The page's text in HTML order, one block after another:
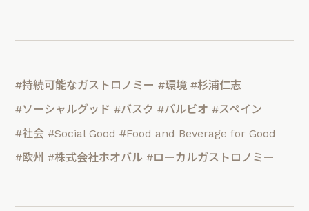
#持続可能なガストロノミー #環境 #杉浦仁志
#ソーシャルグッド #バスク #バルビオ #スペイン
#社会 #Social Good #Food and Beverage for Good
#欧州 #株式会社ホオバル #ローカルガストロノミー